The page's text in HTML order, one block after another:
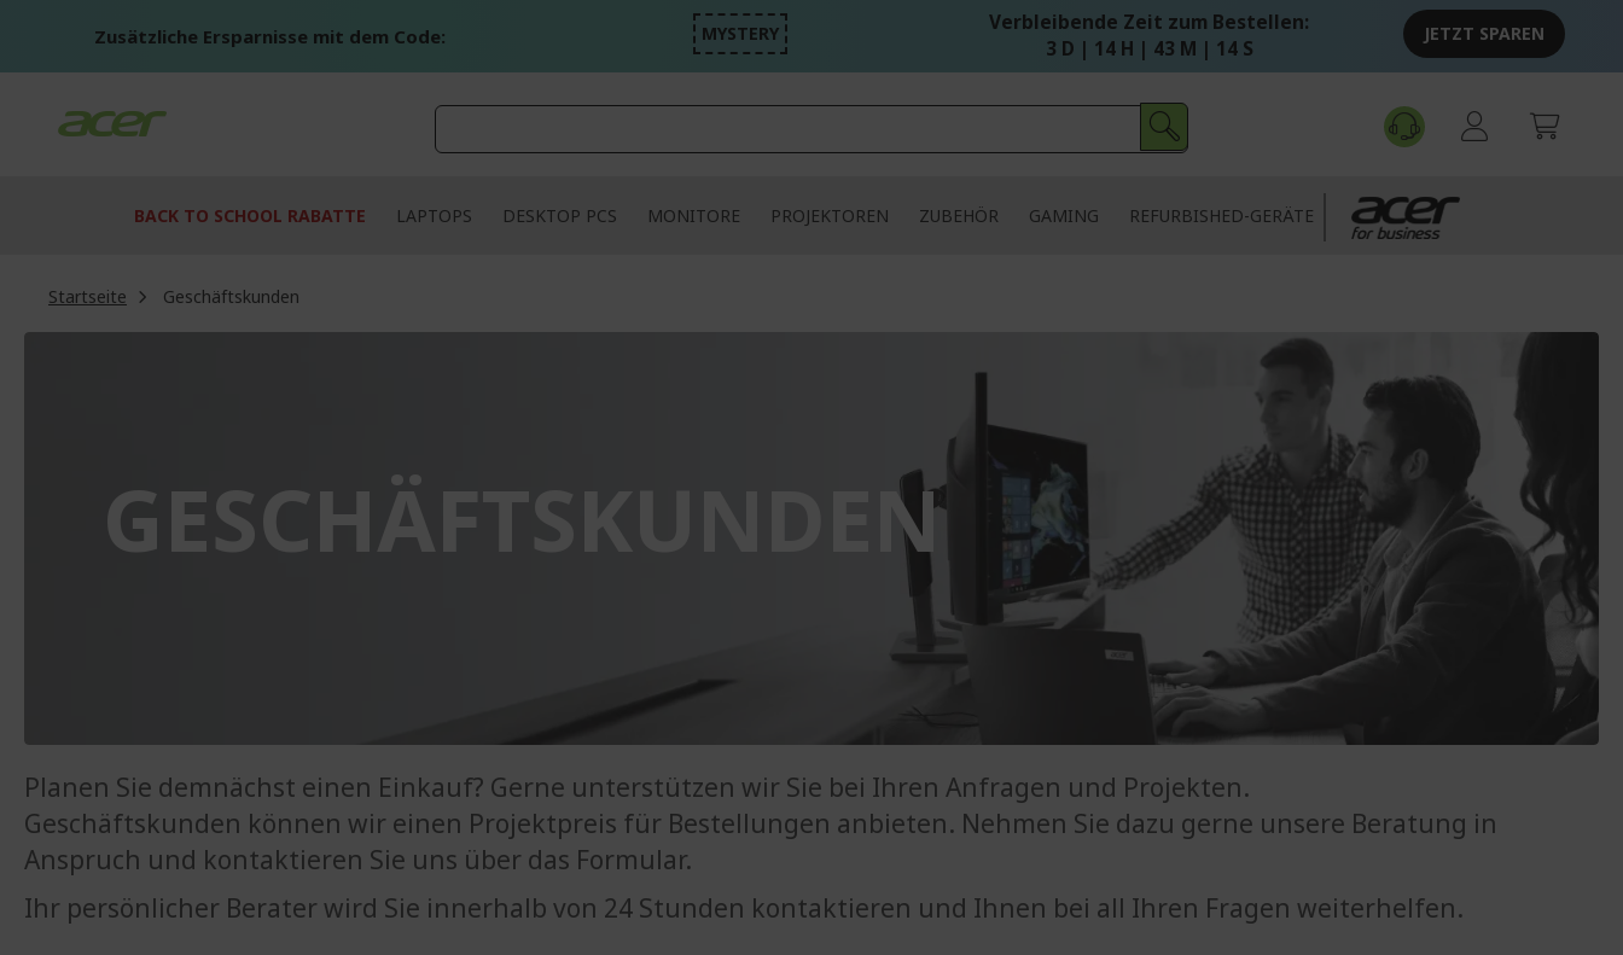
Zusätzliche Ersparnisse mit dem Code: MYSTERY
Verbleibende Zeit zum Bestellen:
3 D | 14 H | 43 M | 14 S
JETZT SPAREN
BACK TO SCHOOL RABATTE LAPTOPS DESKTOP PCS MONITORE PROJEKTOREN ZUBEHÖR GAMING REFURBISHED-GERÄTE
Startseite Geschäftskunden
GESCHÄFTSKUNDEN
Planen Sie demnächst einen Einkauf? Gerne unterstützen wir Sie bei Ihren Anfragen und Projekten.
Geschäftskunden können wir einen Projektpreis für Bestellungen anbieten. Nehmen Sie dazu gerne unsere Beratung in
Anspruch und kontaktieren Sie uns über das Formular.
Ihr persönlicher Berater wird Sie innerhalb von 24 Stunden kontaktieren und Ihnen bei all Ihren Fragen weiterhelfen.